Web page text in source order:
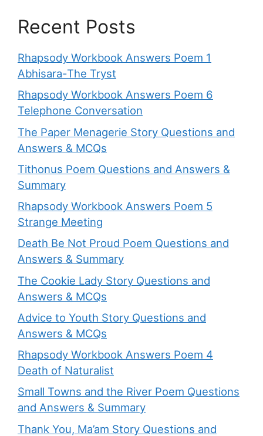
Recent Posts
Rhapsody Workbook Answers Poem 1
Abhisara-The Tryst
Rhapsody Workbook Answers Poem 6
Telephone Conversation
The Paper Menagerie Story Questions and
Answers & MCQs
Tithonus Poem Questions and Answers &
Summary
Rhapsody Workbook Answers Poem 5
Strange Meeting
Death Be Not Proud Poem Questions and
Answers & Summary
The Cookie Lady Story Questions and
Answers & MCQs
Advice to Youth Story Questions and
Answers & MCQs
Rhapsody Workbook Answers Poem 4
Death of Naturalist
Small Towns and the River Poem Questions
and Answers & Summary
Thank You, Ma’am Story Questions and